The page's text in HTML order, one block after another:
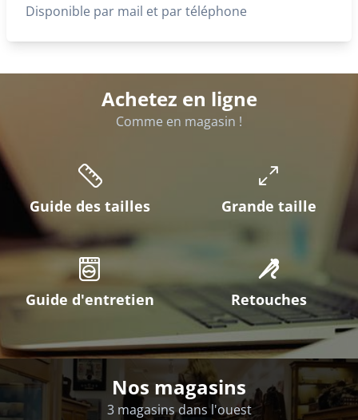
Disponible par mail et par téléphone
Achetez en ligne
Comme en magasin !
Guide des tailles Grande taille
Guide d'entretien Retouches
Nos magasins
3 magasins dans l'ouest